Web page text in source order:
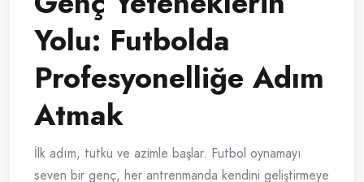
Yolu: Futbolda
Profesyonelliğe Adım
Atmak
İlk adım, tutku ve azimle başlar. Futbol oynamayı
seven bir genç, her antrenmanda kendini geliştirmeye